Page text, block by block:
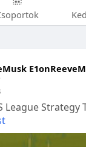
League Strategy